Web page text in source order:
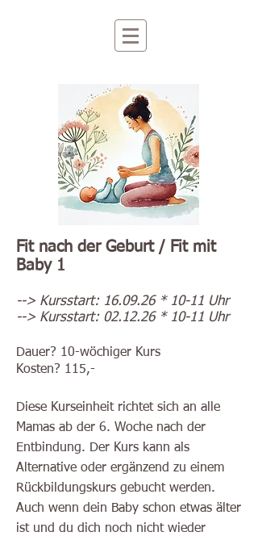
Fit nach der Geburt / Fit mit
Baby 1
--> Kursstart: 16.09.26 * 10-11 Uhr
--> Kursstart: 02.12.26 * 10-11 Uhr
Dauer? 10-wöchiger Kurs
Kosten? 115,-
Diese Kurseinheit richtet sich an alle
Mamas ab der 6. Woche nach der
Entbindung. Der Kurs kann als
Alternative oder ergänzend zu einem
Rückbildungskurs gebucht werden.
Auch wenn dein Baby schon etwas älter
ist und du dich noch nicht wieder